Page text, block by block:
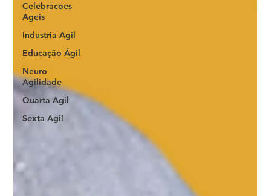
Celebracoes
Ageis
Industria Agil
Educação Ágil
Neuro
Agilidade
Quarta Agil
Sexta Agil